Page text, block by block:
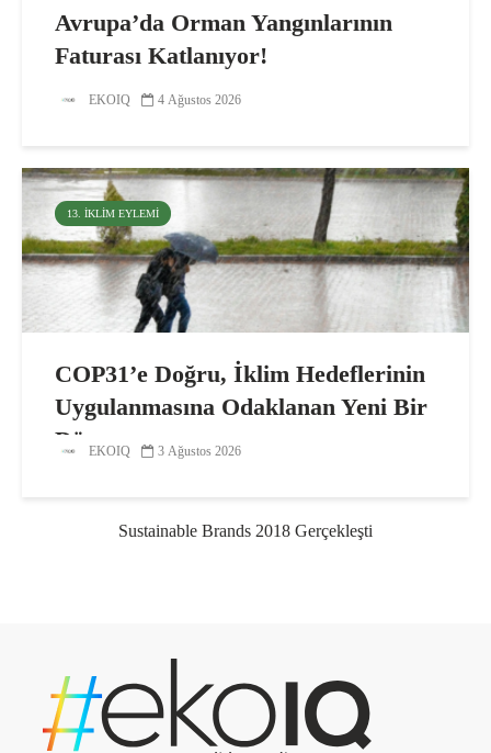
Avrupa’da Orman Yangınlarının
Faturası Katlanıyor!
EKOIQ 4 Ağustos 2026
13. İKLIM EYLEMI
COP31’e Doğru, İklim Hedeflerinin
Uygulanmasına Odaklanan Yeni Bir
Dönem
EKOIQ 3 Ağustos 2026
Sustainable Brands 2018 Gerçekleşti